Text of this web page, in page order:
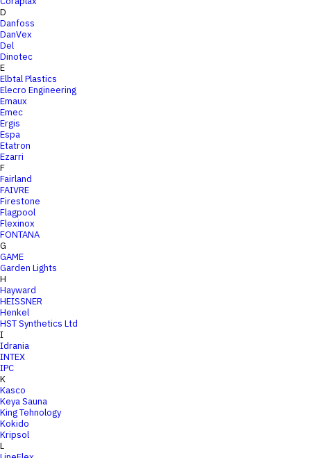
D
Danfoss
DanVex
Del
Dinotec
E
Elbtal Plastics
Elecro Engineering
Emaux
Emec
Ergis
Espa
Etatron
Ezarri
F
Fairland
FAIVRE
Firestone
Flagpool
Flexinox
FONTANA
G
GAME
Garden Lights
H
Hayward
HEISSNER
Henkel
HST Synthetics Ltd
I
Idrania
INTEX
IPC
K
Kasco
Keya Sauna
King Tehnology
Kokido
Kripsol
L